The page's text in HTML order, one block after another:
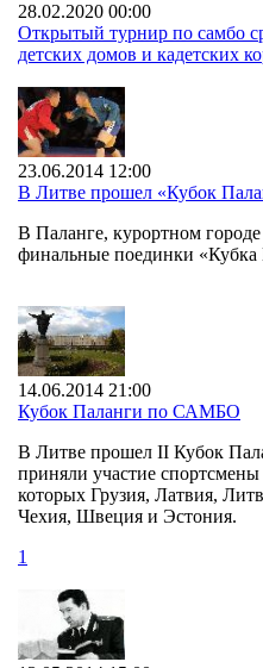
28.02.2020 00:00
Открытый турнир по самбо
детских домов и кадетских
23.06.2014 12:00
В Литве прошел «Кубок
В Паланге, курортном
финальные поединки
14.06.2014 21:00
Кубок Паланги по САМБО
В Литве прошел II Кубок
приняли участие спортсмены
которых Грузия, Латвия,
Чехия, Швеция и Эстония.
1